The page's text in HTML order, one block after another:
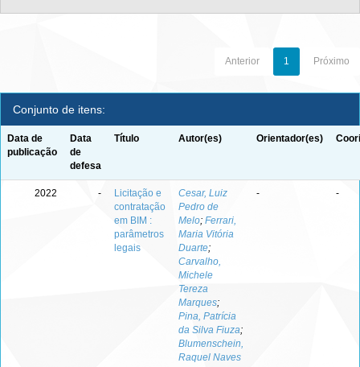
Anterior 1 Próximo
Conjunto de itens:
Data de
publicação
Data
de
defesa
Título Autor(es) Orientador(es)
2022 -
Licitação e
contratação
em BIM :
parâmetros
legais
Cesar, Luiz
Pedro de
Melo; Ferrari,
Maria Vitória
Duarte;
Carvalho,
Michele
Tereza
Marques;
Pina, Patrícia
da Silva Fiuza;
Blumenschein,
Raquel Naves
- -